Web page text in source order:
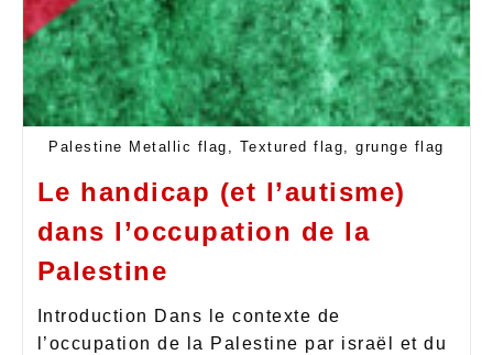
Palestine Metallic flag, Textured flag, grunge flag
Le handicap (et l’autisme)
dans l’occupation de la
Palestine
Introduction Dans le contexte de
l’occupation de la Palestine par israël et du